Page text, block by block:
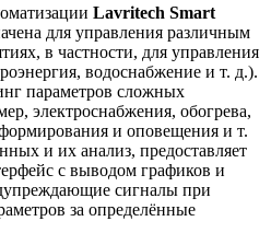
Lavritech Smart
для управления различным
в частности, для управления
водоснабжение и т. д.).
параметров сложных
электроснабжения, обогрева,
и оповещения и т.
и их анализ, предоставляет
с выводом графиков и
сигналы при
за определённые